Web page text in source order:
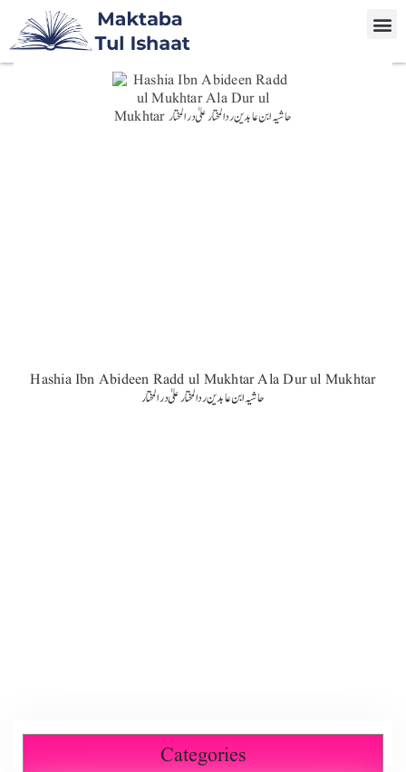
Hashia Ibn Abideen Radd ul Mukhtar Ala Dur ul Mukhtar
حاشیہ ابن عابدین ردالمختار علیٰ در المختار
Categories